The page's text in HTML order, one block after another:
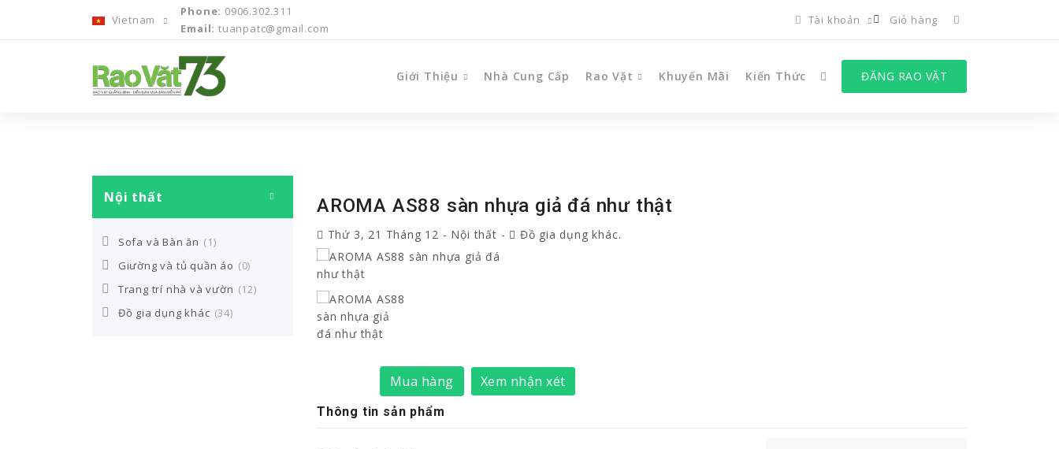
Vietnam
Phone: 0906.302.311
Email: tuanpatc@gmail.com
Tài khoản Giỏ hàng
Giới Thiệu Nhà Cung Cấp Rao Vặt Khuyến Mãi Kiến Thức ĐĂNG RAO VẶT
Nội thất
Sofa và Bàn ăn (1)
Giường và tủ quần áo (0)
Trang trí nhà và vườn (12)
Đồ gia dụng khác (34)
AROMA AS88 sàn nhựa giả đá như thật
Thứ 3, 21 Tháng 12 - Nội thất - Đồ gia dụng khác.
Mua hàng Xem nhận xét
Thông tin sản phẩm